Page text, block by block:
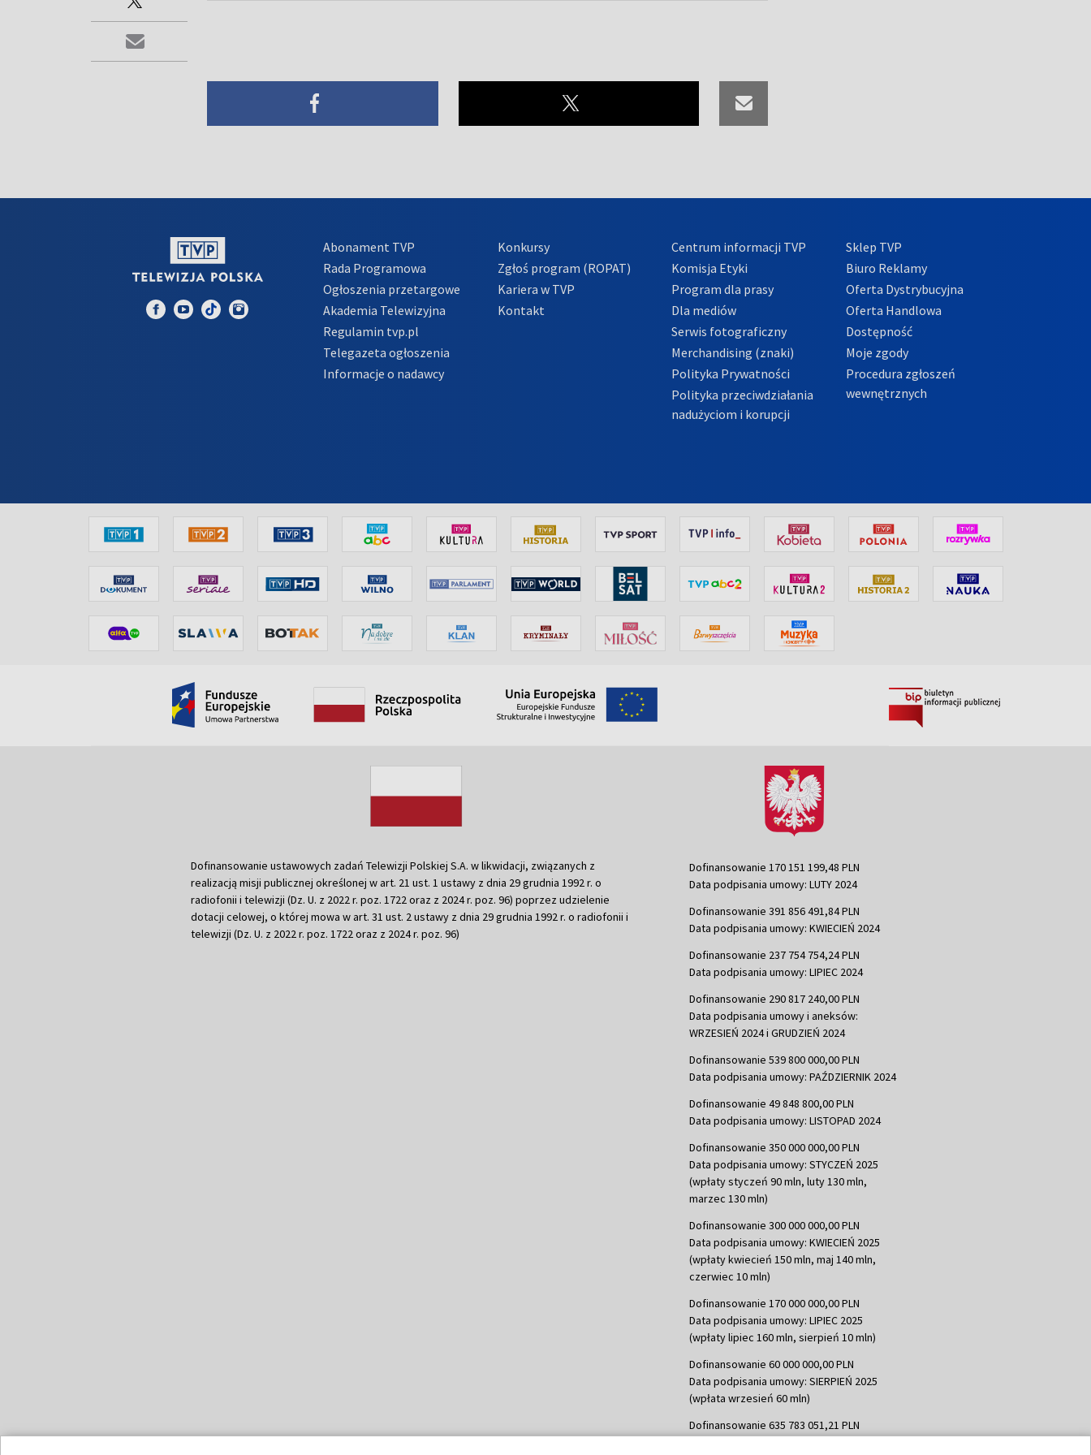
Abonament TVP
Rada Programowa
Ogłoszenia przetargowe
Akademia Telewizyjna
Regulamin tvp.pl
Telegazeta ogłoszenia
Informacje o nadawcy
Konkursy
Zgłoś program (ROPAT)
Kariera w TVP
Kontakt
Centrum informacji TVP
Komisja Etyki
Program dla prasy
Dla mediów
Serwis fotograficzny
Merchandising (znaki)
Polityka Prywatności
Polityka przeciwdziałania
nadużyciom i korupcji
Sklep TVP
Biuro Reklamy
Oferta Dystrybucyjna
Oferta Handlowa
Dostępność
Moje zgody
Procedura zgłoszeń
wewnętrznych
Dofinansowanie ustawowych zadań Telewizji Polskiej S.A. w likwidacji, związanych z
realizacją misji publicznej określonej w art. 21 ust. 1 ustawy z dnia 29 grudnia 1992 r. o
radiofonii i telewizji (Dz. U. z 2022 r. poz. 1722 oraz z 2024 r. poz. 96) poprzez udzielenie
dotacji celowej, o której mowa w art. 31 ust. 2 ustawy z dnia 29 grudnia 1992 r. o radiofonii i
telewizji (Dz. U. z 2022 r. poz. 1722 oraz z 2024 r. poz. 96)
Dofinansowanie 170 151 199,48 PLN
Data podpisania umowy: LUTY 2024
Dofinansowanie 391 856 491,84 PLN
Data podpisania umowy: KWIECIEŃ 2024
Dofinansowanie 237 754 754,24 PLN
Data podpisania umowy: LIPIEC 2024
Dofinansowanie 290 817 240,00 PLN
Data podpisania umowy i aneksów:
WRZESIEŃ 2024 i GRUDZIEŃ 2024
Dofinansowanie 539 800 000,00 PLN
Data podpisania umowy: PAŹDZIERNIK 2024
Dofinansowanie 49 848 800,00 PLN
Data podpisania umowy: LISTOPAD 2024
Dofinansowanie 350 000 000,00 PLN
Data podpisania umowy: STYCZEŃ 2025
(wpłaty styczeń 90 mln, luty 130 mln,
marzec 130 mln)
Dofinansowanie 300 000 000,00 PLN
Data podpisania umowy: KWIECIEŃ 2025
(wpłaty kwiecień 150 mln, maj 140 mln,
czerwiec 10 mln)
Dofinansowanie 170 000 000,00 PLN
Data podpisania umowy: LIPIEC 2025
(wpłaty lipiec 160 mln, sierpień 10 mln)
Dofinansowanie 60 000 000,00 PLN
Data podpisania umowy: SIERPIEŃ 2025
(wpłata wrzesień 60 mln)
Dofinansowanie 635 783 051,21 PLN